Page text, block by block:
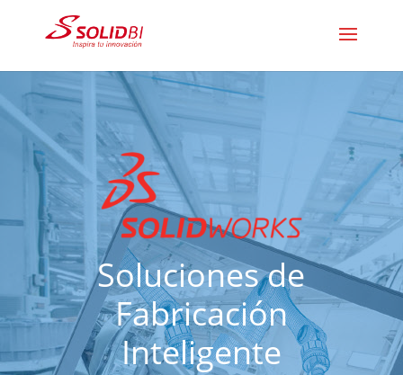
Soluciones de
Fabricación
Inteligente